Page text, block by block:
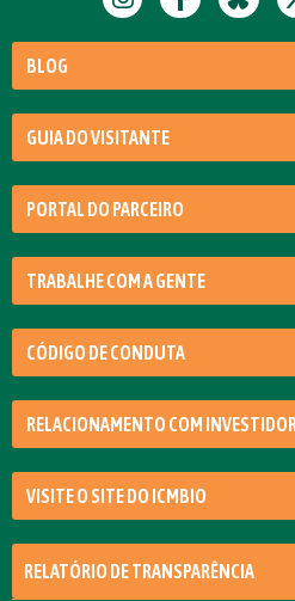
BLOG
GUIA DO VISITANTE
PORTAL DO PARCEIRO
TRABALHE COM A GENTE
CÓDIGO DE CONDUTA
RELACIONAMENTO COM
VISITE O SITE DO ICMBIO
RELATÓRIO DE TRANSPARÊNCIA